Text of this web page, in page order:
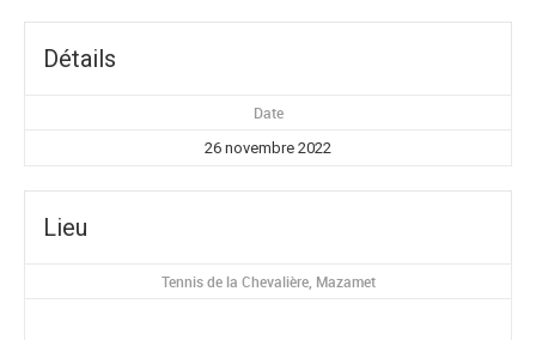
Détails
Date
26 novembre 2022
Lieu
Tennis de la Chevalière, Mazamet